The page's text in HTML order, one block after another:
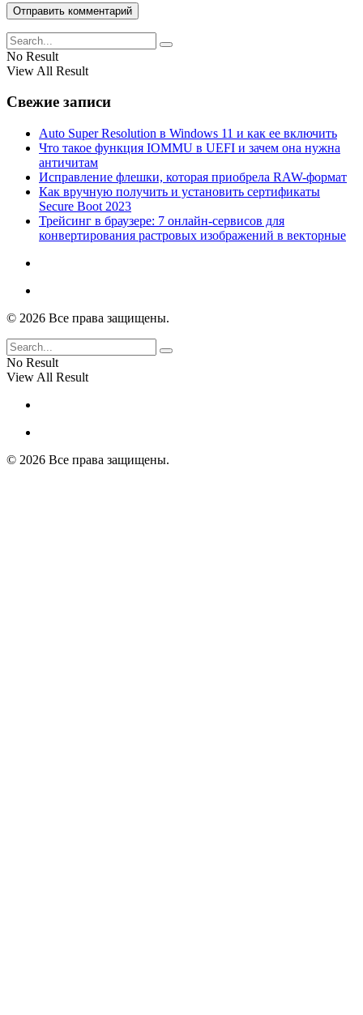
No Result
View All Result
Свежие записи
Auto Super Resolution в Windows 11 и как ее включить
Что такое функция IOMMU в UEFI и зачем она нужна
античитам
Исправление флешки, которая приобрела RAW-формат
Как вручную получить и установить сертификаты
Secure Boot 2023
Трейсинг в браузере: 7 онлайн-сервисов для
конвертирования растровых изображений в векторные
© 2026 Все права защищены.
No Result
View All Result
© 2026 Все права защищены.